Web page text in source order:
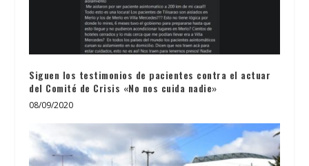
Siguen los testimonios de pacientes contra el actuar
del Comité de Crisis «No nos cuida nadie»
08/09/2020